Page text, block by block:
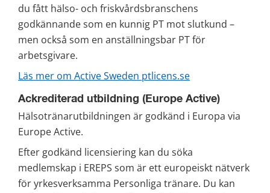
du fått hälso- och friskvårdsbranschens
godkännande som en kunnig PT mot slutkund –
men också som en anställningsbar PT för
arbetsgivare.
Läs mer om Active Sweden ptlicens.se
Ackrediterad utbildning (Europe Active)
Hälsotränarutbildningen är godkänd i Europa via
Europe Active.
Efter godkänd licensiering kan du söka
medlemskap i EREPS som är ett europeiskt nätverk
för yrkesverksamma Personliga tränare. Du kan